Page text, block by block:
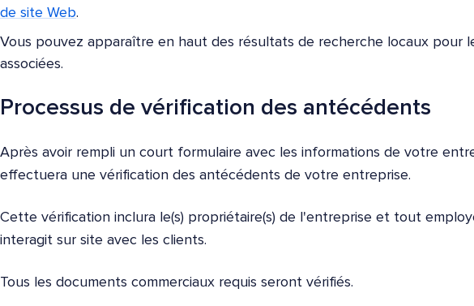
de site Web.
Vous pouvez apparaître en haut des résultats de recherche locaux pour
associées.
Processus de vérification des antécédents
Après avoir rempli un court formulaire avec les informations de votre
effectuera une vérification des antécédents de votre entreprise.
Cette vérification inclura le(s) propriétaire(s) de l'entreprise et tout
interagit sur site avec les clients.
Tous les documents commerciaux requis seront vérifiés.